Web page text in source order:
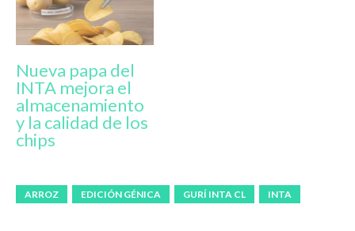
Nueva papa del
INTA mejora el
almacenamiento
y la calidad de los
chips
ARROZ EDICIÓN GÉNICA GURÍ INTA CL INTA